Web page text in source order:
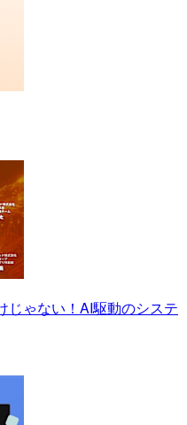
じゃない！AI駆動のシステ